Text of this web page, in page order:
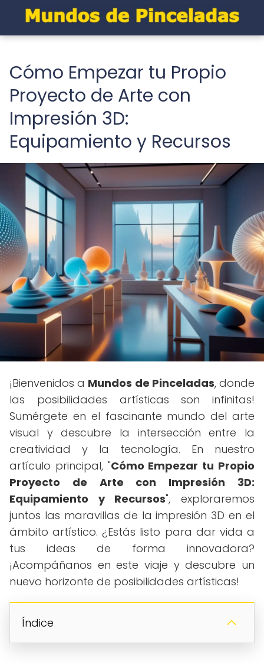
Cómo Empezar tu Propio
Proyecto de Arte con
Impresión 3D:
Equipamiento y Recursos
¡Bienvenidos a Mundos de Pinceladas, donde
las posibilidades artísticas son infinitas!
Sumérgete en el fascinante mundo del arte
visual y descubre la intersección entre la
creatividad y la tecnología. En nuestro
artículo principal, "Cómo Empezar tu Propio
Proyecto de Arte con Impresión 3D:
Equipamiento y Recursos", exploraremos
juntos las maravillas de la impresión 3D en el
ámbito artístico. ¿Estás listo para dar vida a
tus ideas de forma innovadora?
¡Acompáñanos en este viaje y descubre un
nuevo horizonte de posibilidades artísticas!
Índice